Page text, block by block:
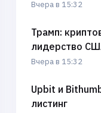
Вчера в 15:32
Трамп:
лидерство
Вчера в 15:32
Upbit и
листинг